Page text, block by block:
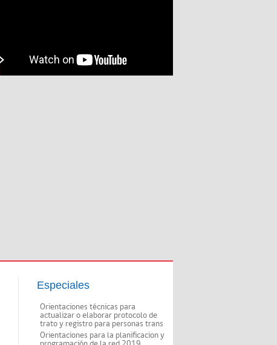
Especiales
Orientaciones técnicas para
actualizar o elaborar protocolo de
trato y registro para personas trans
Orientaciones para la planificacion y